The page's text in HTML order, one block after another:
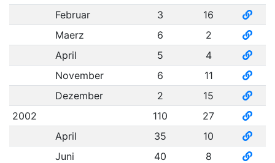
Februar
3
16
Maerz
6
2
April
5
4
November
6
11
Dezember
2
15
2002
110
27
April
35
10
Juni
40
8